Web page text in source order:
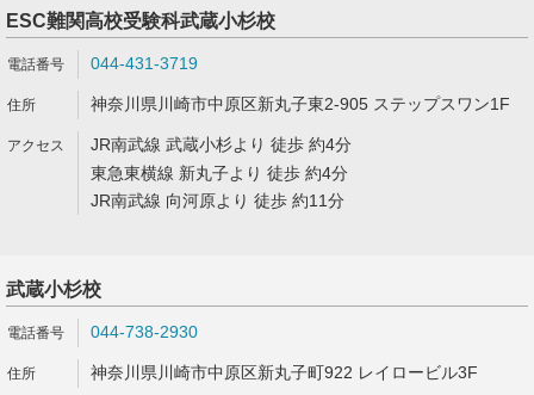
ESC難関高校受験科武蔵小杉校
044-431-3719
神奈川県川崎市中原区新丸子東2-905 ステップスワン1F
JR南武線 武蔵小杉より 徒歩 約4分
東急東横線 新丸子より 徒歩 約4分
JR南武線 向河原より 徒歩 約11分
武蔵小杉校
044-738-2930
神奈川県川崎市中原区新丸子町922 レイロービル3F